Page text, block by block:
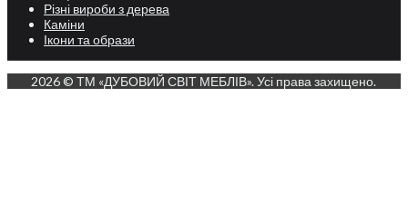
Різні вироби з дерева
Каміни
Ікони та образи
2026 © ТМ «ДУБОВИЙ СВІТ МЕБЛІВ». Усі права захищено.